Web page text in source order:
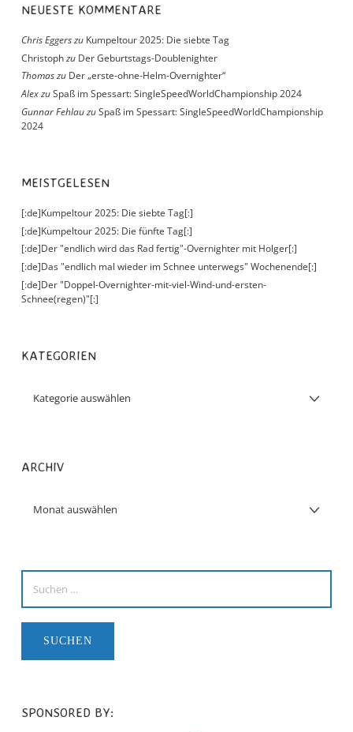
NEUESTE KOMMENTARE
Chris Eggerszu Kumpeltour 2025: Die siebte Tag
Christophzu Der Geburtstags-Doublenighter
Thomaszu Der „erste-ohne-Helm-Overnighter“
AlexzuSpaß im Spessart: SingleSpeedWorldChampionship 2024
Gunnar FehlauzuSpaß im Spessart: SingleSpeedWorldChampionship
2024
MEISTGELESEN
[:de]Kumpeltour 2025: Die siebte Tag[:]
[:de]Kumpeltour 2025: Die fünfte Tag[:]
[:de]Der "endlich wird das Rad fertig"-Overnighter mit Holger[:]
[:de]Das "endlich mal wieder im Schnee unterwegs" Wochenende[:]
[:de]Der "Doppel-Overnighter-mit-viel-Wind-und-ersten-
Schnee(regen)"[:]
KATEGORIEN
ARCHIV
SPONSORED BY: